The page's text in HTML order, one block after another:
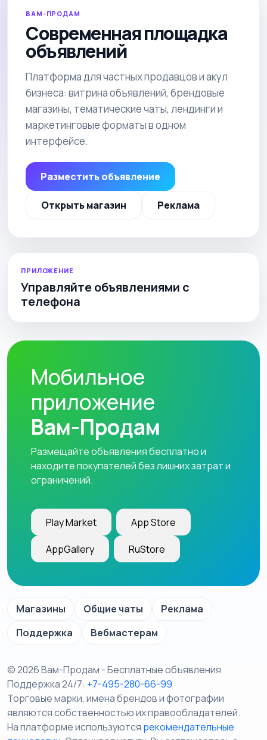
ВАМ-ПРОДАМ
Современная площадка
объявлений
Платформа для частных продавцов и акул
бизнеса: витрина объявлений, брендовые
магазины, тематические чаты, лендинги и
маркетинговые форматы в одном
интерфейсе.
Разместить объявление
Открыть магазин Реклама
ПРИЛОЖЕНИЕ
Управляйте объявлениями с
телефона
Мобильное
приложение
Вам-Продам
Размещайте объявления бесплатно и
находите покупателей без лишних затрат и
ограничений.
Play Market App Store
AppGallery RuStore
Магазины Общие чаты
Реклама
Поддержка
Вебмастерам
© 2026 Вам-Продам - Бесплатные объявления
Поддержка 24/7: +7-495-280-66-99
Торговые марки, имена брендов и фотографии
являются собственностью их правообладателей.
На платформе используются рекомендательные